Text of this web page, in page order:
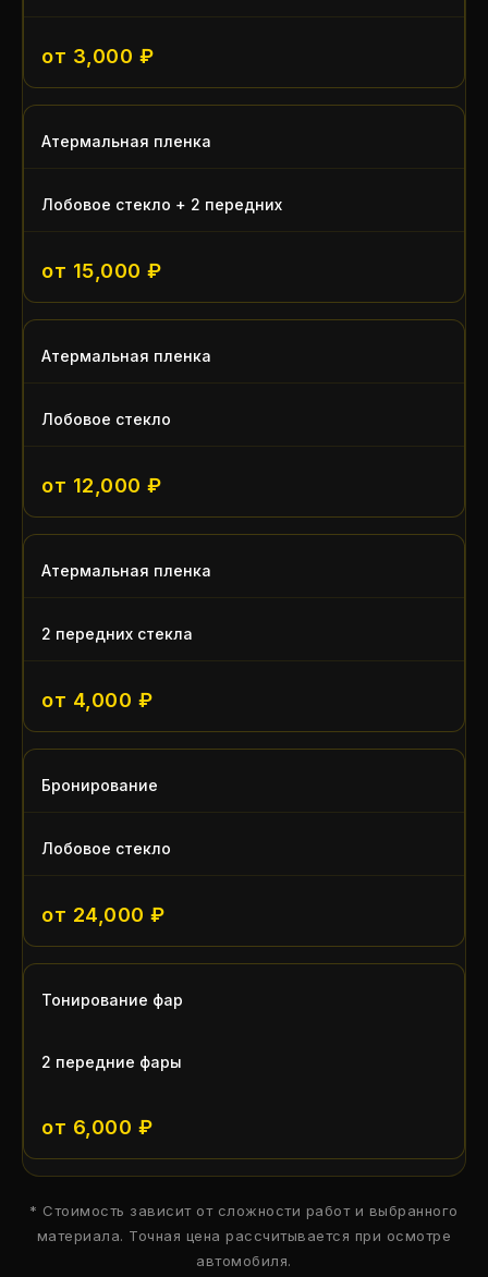
от 3,000 ₽
Атермальная пленка
Лобовое стекло + 2 передних
от 15,000 ₽
Атермальная пленка
Лобовое стекло
от 12,000 ₽
Атермальная пленка
2 передних стекла
от 4,000 ₽
Бронирование
Лобовое стекло
от 24,000 ₽
Тонирование фар
2 передние фары
от 6,000 ₽
* Стоимость зависит от сложности работ и выбранного
материала. Точная цена рассчитывается при осмотре
автомобиля.